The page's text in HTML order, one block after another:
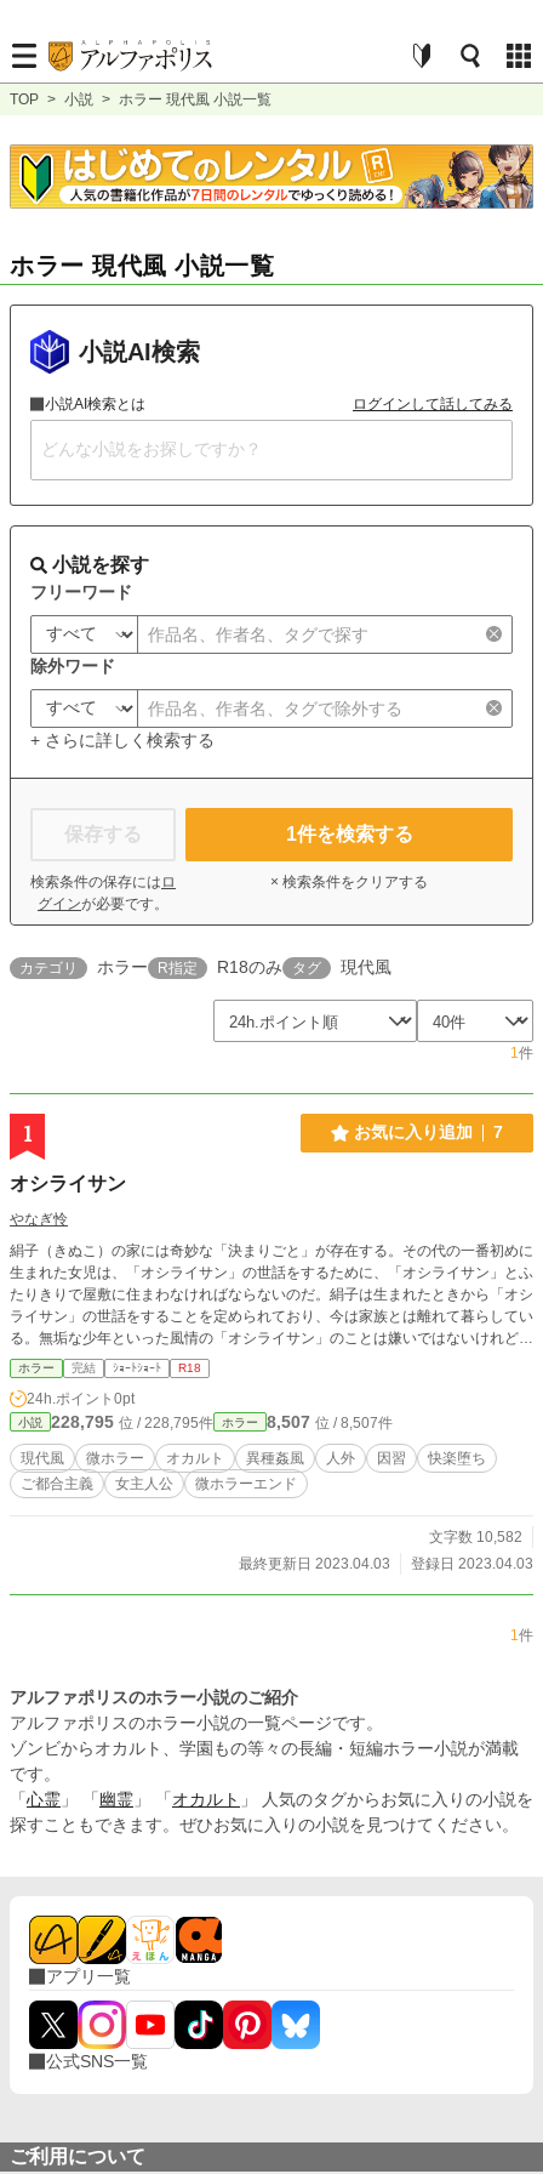
TOP > 小説 > ホラー 現代風 小説一覧
ホラー 現代風 小説一覧
小説AI検索
小説AI検索とは ログインして話してみる
小説を探す
フリーワード
除外ワード
+ さらに詳しく検索する
保存する
検索条件の保存には ロ
グインが必要です。
1件を検索する
× 検索条件をクリアする
カテゴリ ホラー R指定 R18のみ タグ 現代風
1件
1 お気に入り追加 7
オシライサン
やなぎ怜
絹子（きぬこ）の家には奇妙な「決まりごと」が存在する。その代の一番初めに
生まれた女児は、「オシライサン」の世話をするために、「オシライサン」とふ
たりきりで屋敷に住まわなければならないのだ。絹子は生まれたときから「オシ
ライサン」の世話をすることを定められており、今は家族とは離れて暮らしてい
る。無垢な少年といった風情の「オシライサン」のことは嫌いではないけれど、
家の「決まりごと」は変だと思う――。けれども子供の絹子にはなにも出来はし
ない。初潮を迎えてすぐの課外学習で山に訪れてからというもの、絹子は奇妙な
夢を見始める。それが契機になることを、絹子はまだ知らない。 ※「オシライ
サン」以外との性的表現・冒頭生理の描写あり。
ホラー 完結 ｼｮｰﾄｼｮｰﾄ R18
24h.ポイント 0pt
小説 228,795 位 / 228,795件 ホラー 8,507 位 / 8,507件
現代風 微ホラー オカルト 異種姦風 人外 因習
快楽堕ち
ご都合主義
女主人公 微ホラーエンド
文字数 10,582
最終更新日 2023.04.03
登録日 2023.04.03
1件
アルファポリスのホラー小説のご紹介
アルファポリスのホラー小説の一覧ページです。
ゾンビからオカルト、学園もの等々の長編・短編ホラー小説が満載
です。
「 心霊 」 「 幽霊 」 「 オカルト 」 人気のタグからお気に入りの小説を
探すこともできます。ぜひお気に入りの小説を見つけてください。
アプリ一覧
公式SNS一覧
ご利用について